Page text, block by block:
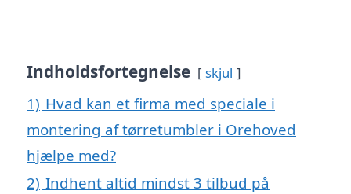
Indholdsfortegnelse skjul
1) Hvad kan et firma med speciale i
montering af tørretumbler i Orehoved
hjælpe med?
2) Indhent altid mindst 3 tilbud på